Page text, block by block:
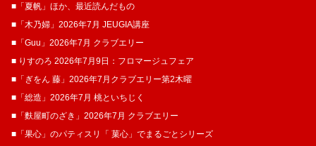
■「夏帆」ほか、最近読んだもの
■「木乃婦」2026年7月 JEUGIA講座
■「Guu」2026年7月 クラブエリー
■ りすのろ 2026年7月9日：フロマージュフェア
■「ぎをん 藤」2026年7月クラブエリー第2木曜
■「総造」2026年7月 桃といちじく
■「麩屋町のざき」2026年7月 クラブエリー
■「果心」のパティスリ「 菓​心」でまるごとシリーズ